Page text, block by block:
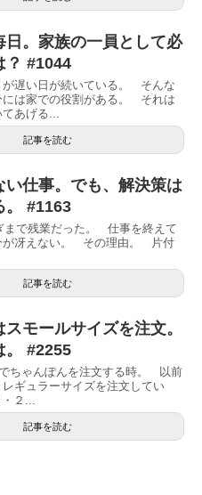
日。家族の一員として必
？ #1044
が遅い日が続いている。 そんな
には家での役割がある。 それは
あげる...
記事を読む
い仕事。でも、解決策は
。 #1163
まで残業だった。 仕事を終えて
が冴えない。 その理由。 片付
記事を読む
モールサイズを注文。
。 #2255
ちゃんぽんを注文する時。 以前
ギュラーサイズを注文してい
２...
記事を読む